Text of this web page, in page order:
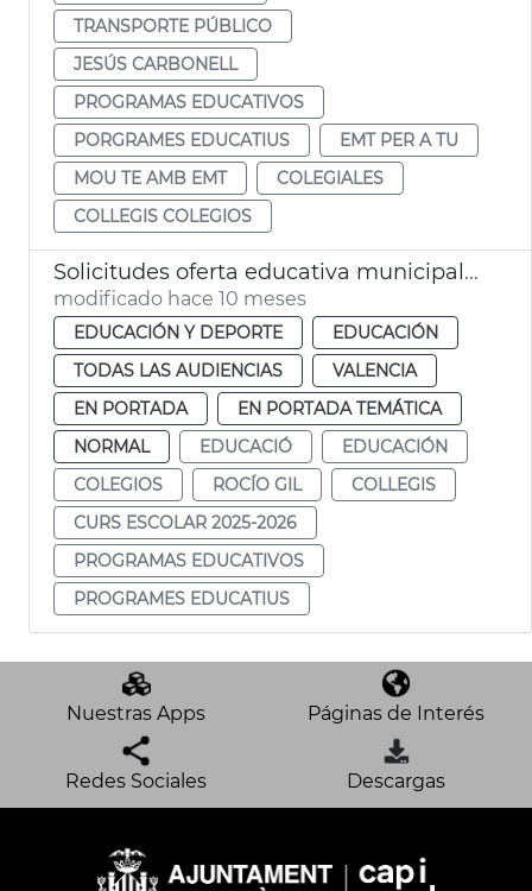
TRANSPORTE PÚBLICO
JESÚS CARBONELL
PROGRAMAS EDUCATIVOS
PORGRAMES EDUCATIUS
EMT PER A TU
MOU TE AMB EMT
COLEGIALES
COLLEGIS COLEGIOS
Solicitudes oferta educativa municipal 2025-26
modificado hace 10 meses
EDUCACIÓN Y DEPORTE
EDUCACIÓN
TODAS LAS AUDIENCIAS
VALENCIA
EN PORTADA
EN PORTADA TEMÁTICA
NORMAL
EDUCACIÓ
EDUCACIÓN
COLEGIOS
ROCÍO GIL
COLLEGIS
CURS ESCOLAR 2025-2026
PROGRAMAS EDUCATIVOS
PROGRAMES EDUCATIUS
Nuestras Apps Páginas de Interés
Redes Sociales Descargas